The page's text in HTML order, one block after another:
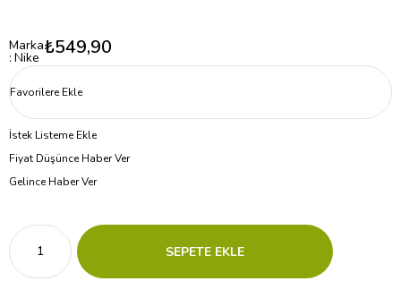
Marka
: Nike ₺549,90
Favorilere Ekle
İstek Listeme Ekle
Fiyat Düşünce Haber Ver
Gelince Haber Ver